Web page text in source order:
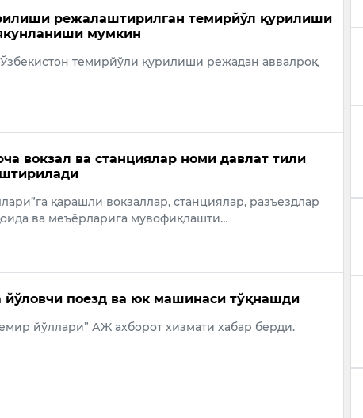
режалаштирилган темирйўл қурилиши
мумкин
темирйўли қурилиши режадан аввалроқ
вокзал ва станциялар номи давлат тили
қарашли вокзаллар, станциялар, разъездлар
ва меъёрларига мувофиқлашти…
йўловчи поезд ва юк машинаси тўқнашди
йўллари” АЖ ахборот хизмати хабар берди.